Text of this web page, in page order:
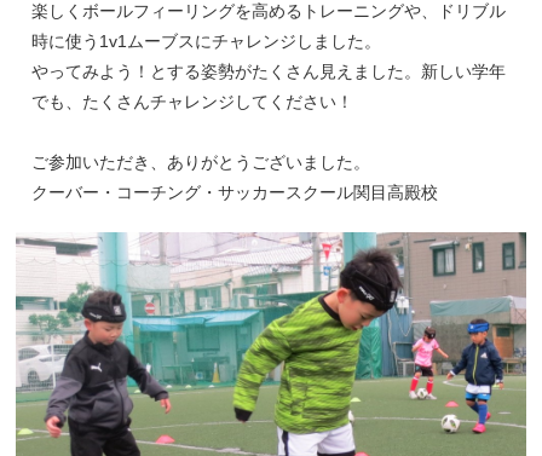
楽しくボールフィーリングを高めるトレーニングや、ドリブル
時に使う1v1ムーブスにチャレンジしました。
やってみよう！とする姿勢がたくさん見えました。新しい学年
でも、たくさんチャレンジしてください！
ご参加いただき、ありがとうございました。
クーバー・コーチング・サッカースクール関目高殿校